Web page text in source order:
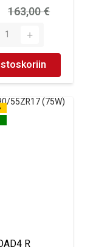
163,00 €